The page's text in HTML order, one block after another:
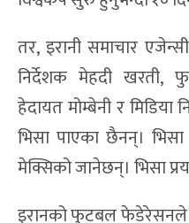
तर, इरानी समाचार
निर्देशक मेहदी खरती,
हेदायत मोम्बेनी र
भिसा पाएका छैनन्।
मेक्सिको जानेछन्। भिसा
इरानको फुटबल फेडेरेसनले